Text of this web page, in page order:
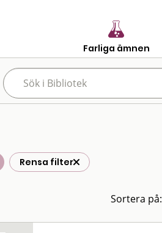
Farliga ämnen
Rensa filter
Sortera på: